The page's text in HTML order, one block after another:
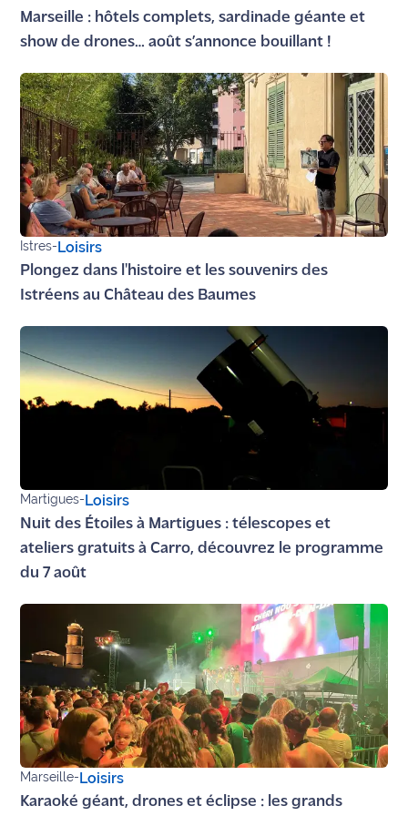
Maritima
de Jeff
C'est
mon
club
Les
Coachs
Maritima
Bon
Nous
contacter
Qui
sommes
nous ?
Devenir
annonceur
Recrutement
Mention
légales
Conditions
générales
d'utilisation du
Marseille : hôtels complets, sardinade géante et
show de drones… août s’annonce bouillant !
Istres-Loisirs
Plongez dans l'histoire et les souvenirs des
Istréens au Château des Baumes
Martigues-Loisirs
Nuit des Étoiles à Martigues : télescopes et
ateliers gratuits à Carro, découvrez le programme
du 7 août
Marseille-Loisirs
Karaoké géant, drones et éclipse : les grands